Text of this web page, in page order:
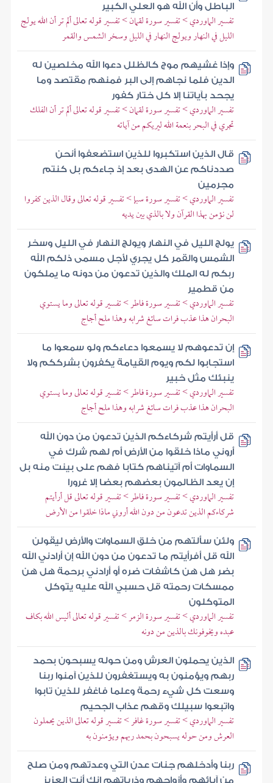
الباطل وأن الله هو العلي الكبير
تفسير الماوردي > تفسير سورة لقمان > تفسير قوله تعالى ألم تر أن الله يولج
الليل في النهار ويولج النهار في الليل وسخر الشمس والقمر
وإذا غشيهم موج كالظلل دعوا الله مخلصين له
الدين فلما نجاهم إلى البر فمنهم مقتصد وما
يجحد بآياتنا إلا كل ختار كفور
تفسير الماوردي > تفسير سورة لقمان > تفسير قوله تعالى ألم تر أن الفلك
تجري في البحر بنعمة الله ليريكم من آياته
قال الذين استكبروا للذين استضعفوا أنحن
صددناكم عن الهدى بعد إذ جاءكم بل كنتم
مجرمين
تفسير الماوردي > تفسير سورة سبإ > تفسير قوله تعالى وقال الذين كفروا
لن نؤمن بهذا القرآن ولا بالذي بين يديه
يولج الليل في النهار ويولج النهار في الليل وسخر
الشمس والقمر كل يجري لأجل مسمى ذلكم الله
ربكم له الملك والذين تدعون من دونه ما يملكون
من قطمير
تفسير الماوردي > تفسير سورة فاطر > تفسير قوله تعالى وما يستوي
البحران هذا عذب فرات سائغ شرابه وهذا ملح أجاج
إن تدعوهم لا يسمعوا دعاءكم ولو سمعوا ما
استجابوا لكم ويوم القيامة يكفرون بشرككم ولا
ينبئك مثل خبير
تفسير الماوردي > تفسير سورة فاطر > تفسير قوله تعالى وما يستوي
البحران هذا عذب فرات سائغ شرابه وهذا ملح أجاج
قل أرأيتم شركاءكم الذين تدعون من دون الله
أروني ماذا خلقوا من الأرض أم لهم شرك في
السماوات أم آتيناهم كتابا فهم على بينت منه بل
إن يعد الظالمون بعضهم بعضا إلا غرورا
تفسير الماوردي > تفسير سورة فاطر > تفسير قوله تعالى قل أرأيتم
شركاءكم الذين تدعون من دون الله أروني ماذا خلقوا من الأرض
ولئن سألتهم من خلق السماوات والأرض ليقولن
الله قل أفرأيتم ما تدعون من دون الله إن أرادني الله
بضر هل هن كاشفات ضره أو أرادني برحمة هل هن
ممسكات رحمته قل حسبي الله عليه يتوكل
المتوكلون
تفسير الماوردي > تفسير سورة الزمر > تفسير قوله تعالى أليس الله بكاف
عبده ويخوفونك بالذين من دونه
الذين يحملون العرش ومن حوله يسبحون بحمد
ربهم ويؤمنون به ويستغفرون للذين آمنوا ربنا
وسعت كل شيء رحمة وعلما فاغفر للذين تابوا
واتبعوا سبيلك وقهم عذاب الجحيم
تفسير الماوردي > تفسير سورة غافر > تفسير قوله تعالى الذين يحملون
العرش ومن حوله يسبحون بحمد ربهم ويؤمنون به
ربنا وأدخلهم جنات عدن التي وعدتهم ومن صلح
من آبائهم وأزواجهم وذرياتهم إنك أنت العزيز